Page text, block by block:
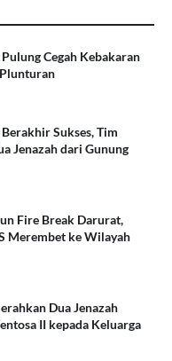
Cegah Kebakaran
Sukses, Tim
Jenazah dari Gunung
Fire Break Darurat,
Merembet ke Wilayah
Dua Jenazah
II kepada Keluarga